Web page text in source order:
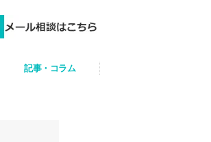
記事・コラム